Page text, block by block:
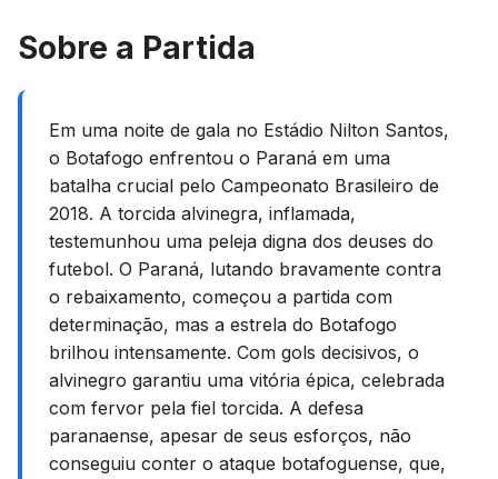
Sobre a Partida
Em uma noite de gala no Estádio Nilton Santos,
o Botafogo enfrentou o Paraná em uma
batalha crucial pelo Campeonato Brasileiro de
2018. A torcida alvinegra, inflamada,
testemunhou uma peleja digna dos deuses do
futebol. O Paraná, lutando bravamente contra
o rebaixamento, começou a partida com
determinação, mas a estrela do Botafogo
brilhou intensamente. Com gols decisivos, o
alvinegro garantiu uma vitória épica, celebrada
com fervor pela fiel torcida. A defesa
paranaense, apesar de seus esforços, não
conseguiu conter o ataque botafoguense, que,